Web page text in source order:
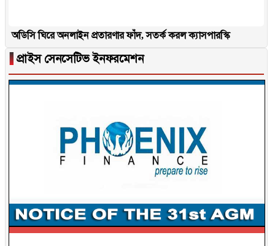
অডিসি ঘিরে অনলাইন প্রতারণার ফাঁদ, সতর্ক করল ক্যাসপারস্কি
▐ প্রাইস সেনসেটিভ ইনফরমেশন